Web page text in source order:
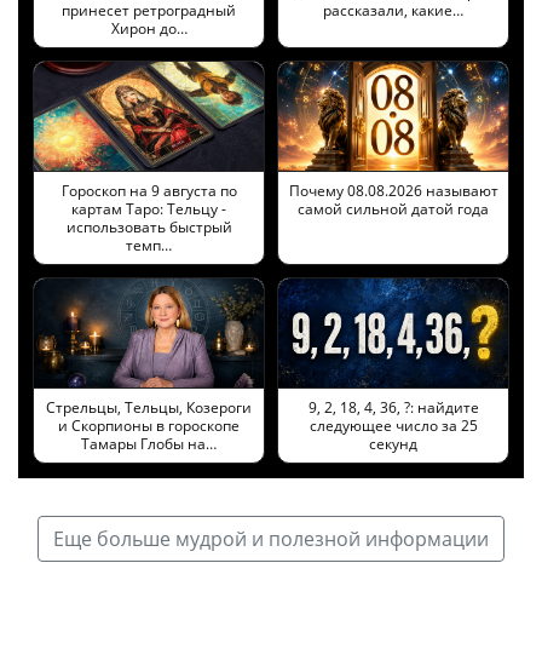
принесет ретроградный
Хирон до…
рассказали, какие…
Гороскоп на 9 августа по
картам Таро: Тельцу -
использовать быстрый
темп…
Почему 08.08.2026 называют
самой сильной датой года
Стрельцы, Тельцы, Козероги
и Скорпионы в гороскопе
Тамары Глобы на…
9, 2, 18, 4, 36, ?: найдите
следующее число за 25
секунд
Еще больше мудрой и полезной информации